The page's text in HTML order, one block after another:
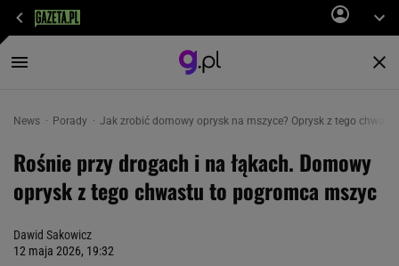
News Porady Jak zrobić domowy oprysk na mszyce? Oprysk z tego
Rośnie przy drogach i na łąkach. Domowy
oprysk z tego chwastu to pogromca mszyc
Dawid Sakowicz
12 maja 2026, 19:32